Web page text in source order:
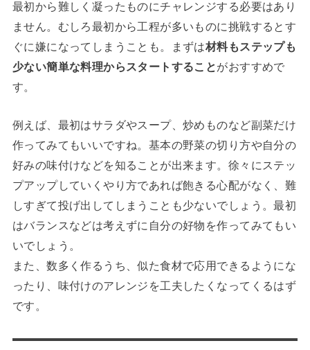
最初から難しく凝ったものにチャレンジする必要はあり
ません。むしろ最初から工程が多いものに挑戦するとす
ぐに嫌になってしまうことも。まずは材料もステップも
少ない簡単な料理からスタートすることがおすすめで
す。
例えば、最初はサラダやスープ、炒めものなど副菜だけ
作ってみてもいいですね。基本の野菜の切り方や自分の
好みの味付けなどを知ることが出来ます。徐々にステッ
プアップしていくやり方であれば飽きる心配がなく、難
しすぎて投げ出してしまうことも少ないでしょう。最初
はバランスなどは考えずに自分の好物を作ってみてもい
いでしょう。
また、数多く作るうち、似た食材で応用できるようにな
ったり、味付けのアレンジを工夫したくなってくるはず
です。